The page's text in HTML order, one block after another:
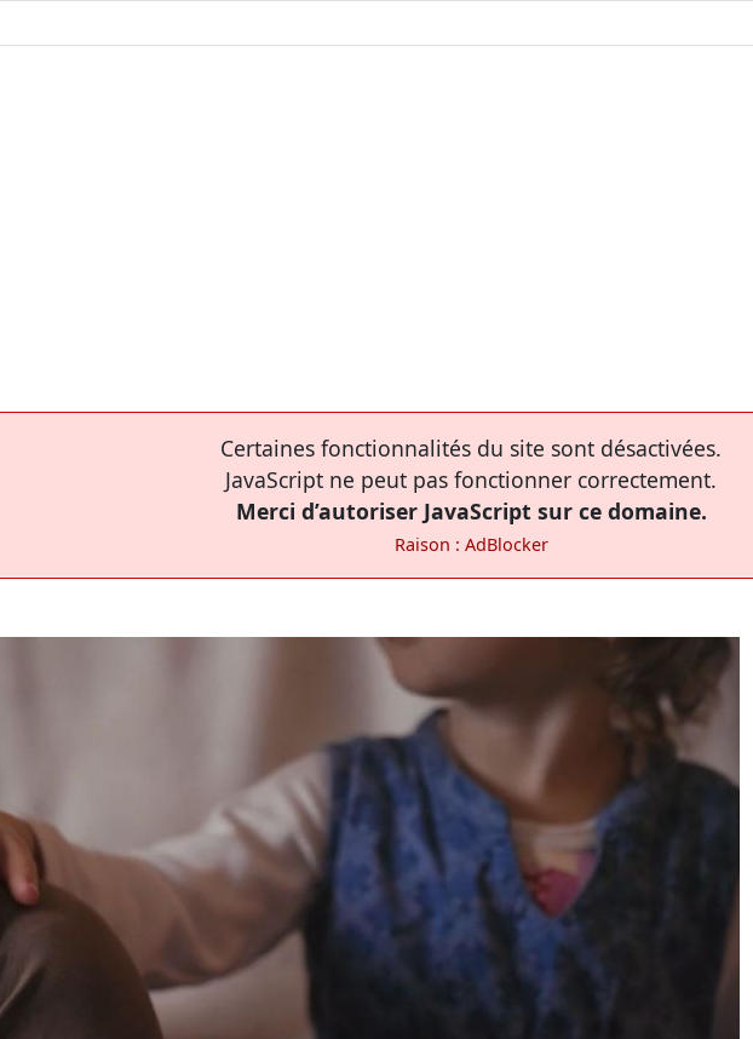
Certaines fonctionnalités du site sont désactivées.
JavaScript ne peut pas fonctionner correctement.
Merci d’autoriser JavaScript sur ce domaine.
Raison : AdBlocker